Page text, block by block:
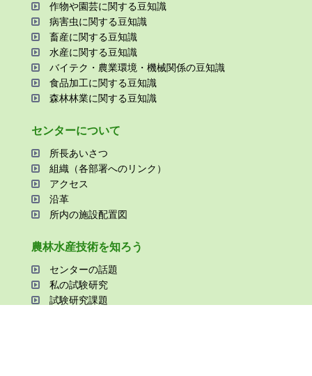
作物や園芸に関する⾖知識
病害⾍に関する⾖知識
畜産に関する⾖知識
⽔産に関する⾖知識
バイテク・農業環境・機械関係の⾖知識
⾷品加⼯に関する⾖知識
森林林業に関する⾖知識
センターについて
所⻑あいさつ
組織（各部署へのリンク）
アクセス
沿⾰
所内の施設配置図
農林⽔産技術を知ろう
センターの話題
私の試験研究
試験研究課題